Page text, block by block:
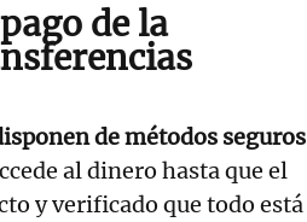
de la
de métodos seguros
al dinero hasta que el
y verificado que todo está